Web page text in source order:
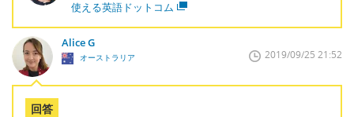
使える英語ドットコム
Alice G
オーストラリア 2019/09/25 21:52
回答